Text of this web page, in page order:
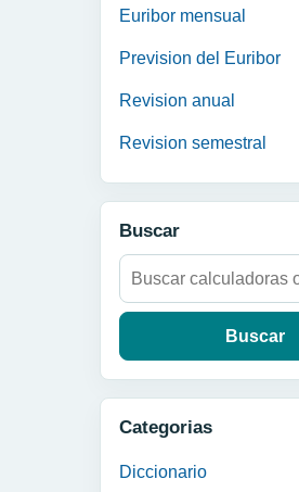
Euribor mensual
Prevision del Euribor
Revision anual
Revision semestral
Buscar
Buscar:
Categorias
Diccionario